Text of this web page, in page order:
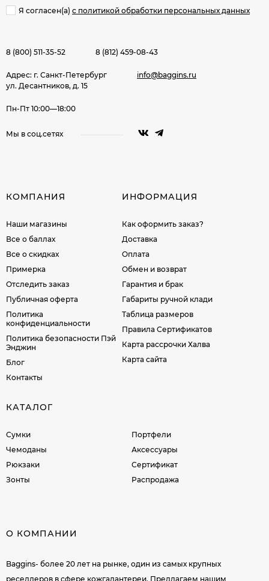
Я согласен(a) с политикой обработки персональных данных
8 (800) 511-35-52 8 (812) 459-08-43
Адрес: г. Санкт-Петербург
ул. Десантников, д. 15
info@baggins.ru
Пн-Пт 10:00—18:00
Мы в соц.сетях
КОМПАНИЯ
Наши магазины
Все о баллах
Все о скидках
Примерка
Отследить заказ
Публичная оферта
Политика
конфиденциальности
Политика безопасности Пэй
Энджин
Блог
Контакты
ИНФОРМАЦИЯ
Как оформить заказ?
Доставка
Оплата
Обмен и возврат
Гарантия и брак
Габариты ручной клади
Таблица размеров
Правила Сертификатов
Карта рассрочки Халва
Карта сайта
КАТАЛОГ
Сумки
Чемоданы
Рюкзаки
Зонты
Портфели
Аксессуары
Сертификат
Распродажа
О КОМПАНИИ
Baggins- более 20 лет на рынке, один из самых крупных
реселлеров в сфере кожгалантереи. Предлагаем нашим